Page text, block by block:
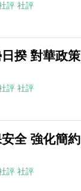
評 社評
揆 對華政策
評 社評
全 強化簡約
評 社評